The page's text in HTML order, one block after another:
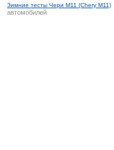
Зимние тесты Чери М11 (Chery M11)
автомобилей